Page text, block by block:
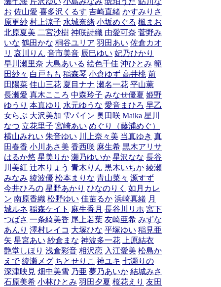
お 佐山愛 喜多沢くるす 吉崎直緒 かすみりさ
原更紗 村上涼子 水城奈緒 小坂めぐる 楓まお
北原夏美 二宮沙樹 神咲詩織 由愛可奈 菅野み
いな 鶴田かな 桐谷ユリア 羽田あい 佐倉カオ
リ 哀川りん 音市美音 辰巳ゆい 妃乃ひかり
早川瀬里奈 大島あいる 絵色千佳 沖ひとみ 範
田紗々 白戸もも 稲森琴 小倉ゆず 高井桃 前
田陽菜 佳山三花 夏目ナナ 瀬名一花 平山薫
長瀬愛 真木こころ 中森玲子 みなせ優夏 姫野
ゆうり 本真ゆり 水元ゆうな 愛音まひろ 早乙
女らぶ 大沢美加 雫パイン 奥田咲 Maika 星川
なつ 立花里子 宮崎あい めぐり（藤浦めぐ）
横山みれい 朱音ゆい 川上奈々美 当真ゆき 真
田春香 小川あさ美 香西咲 麻生希 黒木アリサ
はるか悠 星美りか 瀬乃ゆいか 星沢なな 長谷
川美紅 辻本りょう 青木りん 黒木いちか 綾瀬
みなみ 綾波優 松本まりな 青山菜々 源すず
今井ひろの 星野あかり ひなのりく 如月カレ
ン 南原香織 松野ゆい 佳苗るか 浜崎真緒 月
城ルネ 稲森ケイト 麻生香月 長谷川リホ 宮下
つばさ 一条綺美香 尾上若葉 友崎亜希 みずな
あんり 澤村レイコ 大塚ひな 平塚ゆい 稲見亜
矢 星宮あい 紗倉まな 神波多一花 上原結衣
艶堂しほり 浅倉彩音 相沢恋 入江愛美 松島か
えで 綾瀬メグ ちとせりこ 神ユキ 七瀬りの
深津映見 畑中美雪 乃亜 夢乃あいか 結城みさ
石原美希 小林ひとみ 羽田夕夏 桜花えり 友田